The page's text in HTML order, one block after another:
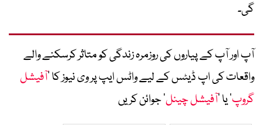
گی۔
آپ اور آپ کے پیاروں کی روزمرہ زندگی کو متاثر کرسکنے والے
واقعات کی اپ ڈیٹس کے لیے واٹس ایپ پر وی نیوز کا ’آفیشل
گروپ‘ یا ’آفیشل چینل‘ جوائن کریں